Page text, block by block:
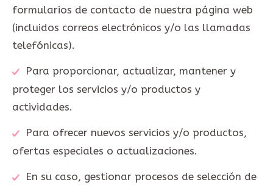
formularios de contacto de nuestra página web
(incluidos correos electrónicos y/o las llamadas
telefónicas).
Para proporcionar, actualizar, mantener y
proteger los servicios y/o productos y
actividades.
Para ofrecer nuevos servicios y/o productos,
ofertas especiales o actualizaciones.
En su caso, gestionar procesos de selección de